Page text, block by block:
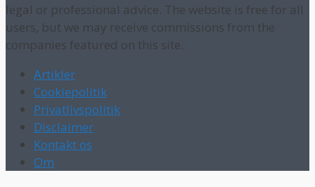
legal or professional advice. The website is free for all
users, but we may receive commissions from the
companies featured on this site.
Artikler
Cookiepolitik
Privatlivspolitik
Disclaimer
Kontakt os
Om